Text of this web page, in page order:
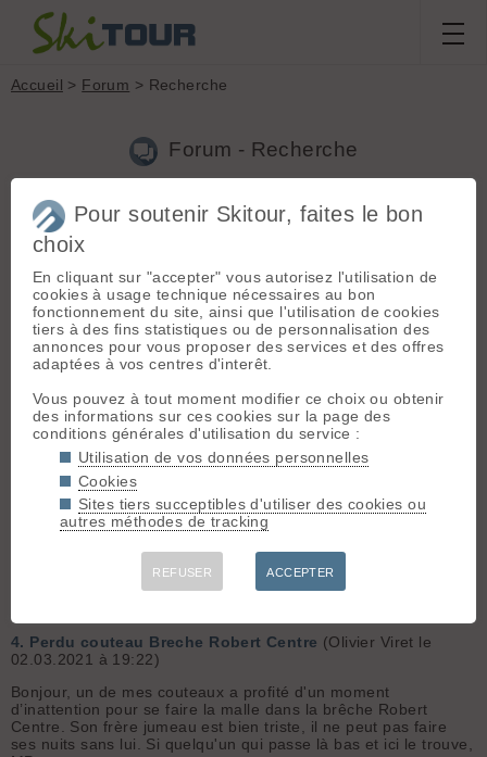
Accueil > Forum > Recherche
Forum - Recherche
Nouveau sujet|Voir tous les sujets
358 résultats
les pécheurs autorisés jusqu'à 30 kms fédérations
(Olivier Viret le 19.04.2021 à 10:29)
@xdo t inquiète je suis bien au courant C est juste une boutade
en référence à la discussion que l on a eu avec cherko et Cie
au sommet du pertuis samedi
les pécheurs autorisés jusqu'à 30 kms fédérations
(Olivier Viret le 18.04.2021 à 09:55)
Merci la fédération de pêche, aujourd'hui je suis allé pêcher
aux lacs de moretan... 😆
Perdu couteau Breche Robert Centre(Olivier Viret le
03.03.2021 à 17:34)
ça dépend des cartes, sur ign il y a bien la nord et la sur, alors
que sur les map strava et sunto, il y a une centrale.... Bref, si
quelqu'un trouve un couteau dynafit dans une des brêches
4. Perdu couteau Breche Robert Centre (Olivier Viret le
02.03.2021 à 19:22)
Bonjour, un de mes couteaux a profité d'un moment
d’inattention pour se faire la malle dans la brêche Robert
Centre. Son frère jumeau est bien triste, il ne peut pas faire
ses nuits sans lui. Si quelqu'un qui passe là bas et ici le trouve,
Pour soutenir Skitour, faites le bon
choix
En cliquant sur "accepter" vous autorisez l'utilisation de
cookies à usage technique nécessaires au bon
fonctionnement du site, ainsi que l'utilisation de cookies
tiers à des fins statistiques ou de personnalisation des
annonces pour vous proposer des services et des offres
adaptées à vos centres d'interêt.
Vous pouvez à tout moment modifier ce choix ou obtenir
des informations sur ces cookies sur la page des
conditions générales d'utilisation du service :
Utilisation de vos données personnelles
Cookies
Sites tiers succeptibles d'utiliser des cookies ou
autres méthodes de tracking
REFUSER ACCEPTER